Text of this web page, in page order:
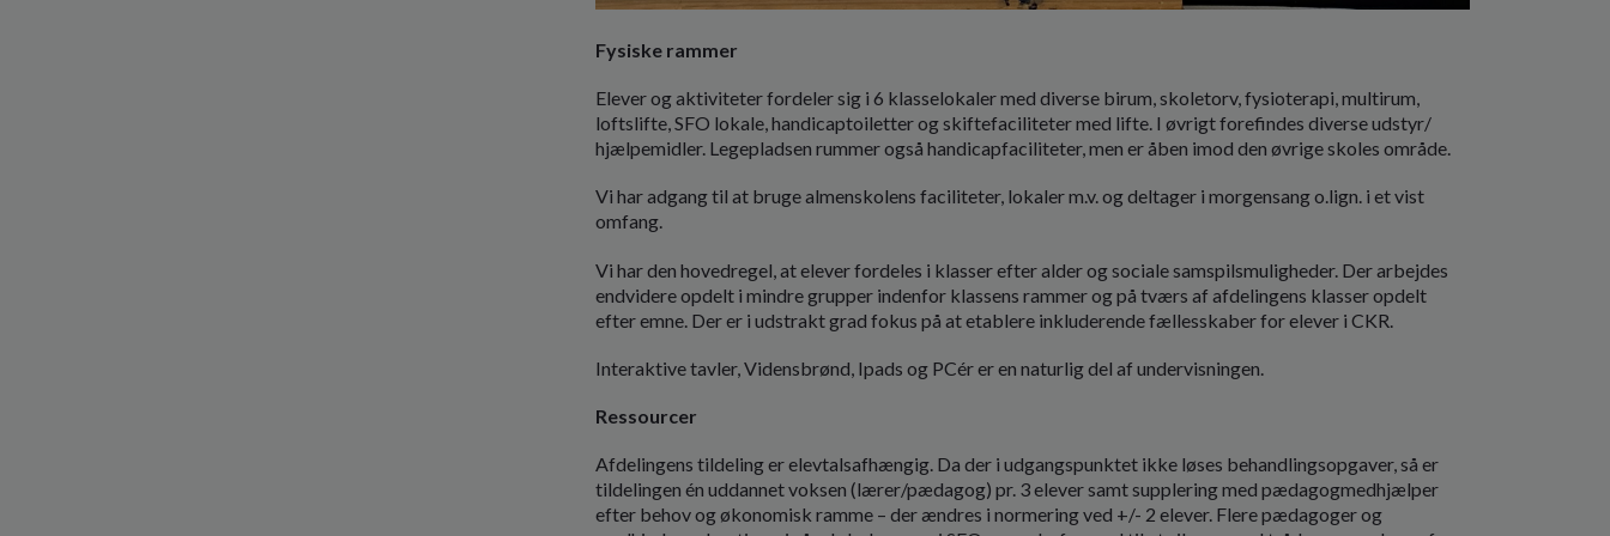
Fysiske rammer
Elever og aktiviteter fordeler sig i 6 klasselokaler med diverse birum, skoletorv, fysioterapi, multirum,
loftslifte, SFO lokale, handicaptoiletter og skiftefaciliteter med lifte. I øvrigt forefindes diverse udstyr/
hjælpemidler. Legepladsen rummer også handicapfaciliteter, men er åben imod den øvrige skoles område.
Vi har adgang til at bruge almenskolens faciliteter, lokaler m.v. og deltager i morgensang o.lign. i et vist
omfang.
Vi har den hovedregel, at elever fordeles i klasser efter alder og sociale samspilsmuligheder. Der arbejdes
endvidere opdelt i mindre grupper indenfor klassens rammer og på tværs af afdelingens klasser opdelt
efter emne. Der er i udstrakt grad fokus på at etablere inkluderende fællesskaber for elever i CKR.
Interaktive tavler, Vidensbrønd, Ipads og PCér er en naturlig del af undervisningen.
Ressourcer
Afdelingens tildeling er elevtalsafhængig. Da der i udgangspunktet ikke løses behandlingsopgaver, så er
tildelingen én uddannet voksen (lærer/pædagog) pr. 3 elever samt supplering med pædagogmedhjælper
efter behov og økonomisk ramme – der ændres i normering ved +/- 2 elever. Flere pædagoger og